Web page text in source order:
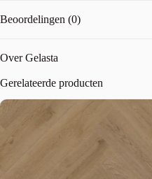
Beoordelingen (0)
Over Gelasta
Gerelateerde producten